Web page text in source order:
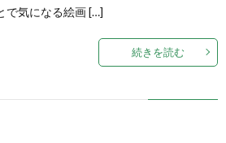
で気になる絵画 […]
続きを読む